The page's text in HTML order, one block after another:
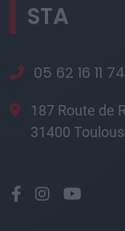
STA
05 62 16 11 74
187 Route de
31400